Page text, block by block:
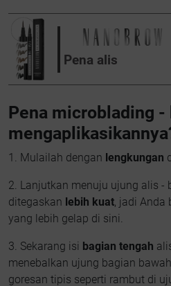
Pena alis
Pena microblading -
1. Mulailah dengan lengkungan
2. Lanjutkan menuju ujung alis -
ditegaskan lebih kuat, jadi Anda
yang lebih gelap di sini.
3. Sekarang isi bagian tengah
menebalkan ujung bagian
goresan tipis seperti rambut di